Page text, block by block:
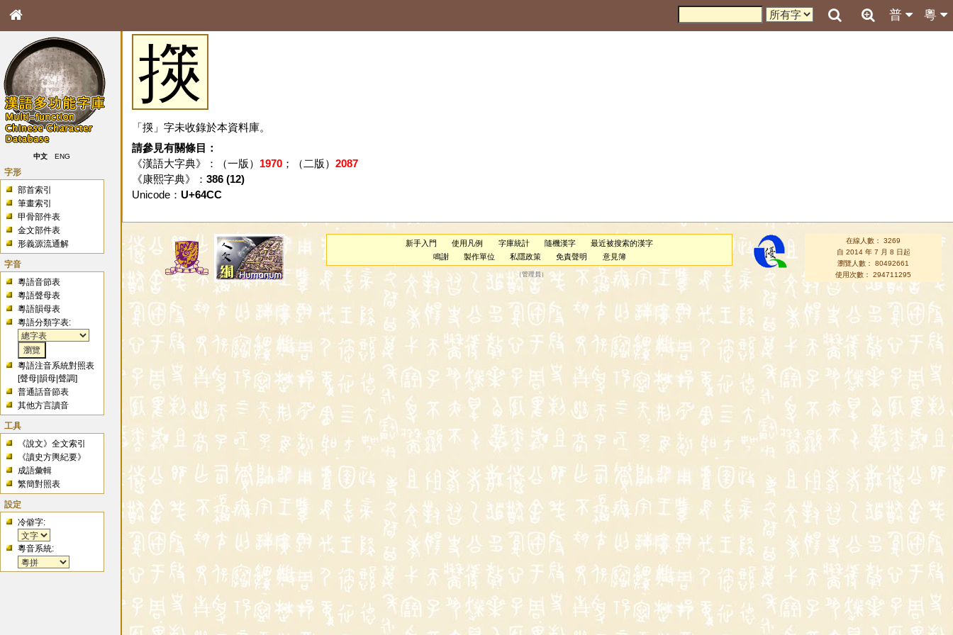
粵
普
中文 ENG
字形
部首索引
筆畫索引
甲骨部件表
金文部件表
形義源流通解
字音
粵語音節表
粵語聲母表
粵語韻母表
粵語分類字表:
粵語注音系統對照表
[聲母 |韻母 |聲調]
普通話音節表
其他方言讀音
工具
《說文》全文索引
《讀史方輿紀要》
成語彙輯
繁簡對照表
設定
冷僻字:
粵音系統:
擌
「擌」字未收錄於本資料庫。
請參見有關條目：
《漢語大字典》：（一版） 1970；（二版） 2087
《康熙字典》： 386 (12)
Unicode： U+64CC
新手入門 使用凡例 字庫統計 隨機漢字
最近被搜索的漢字
鳴謝
製作單位 私隱政策 免責聲明 意見簿
（管理員 ）
在線人數： 3269
自 2014 年 7 月 8 日起
瀏覽人數： 80492661
使用次數： 294711295